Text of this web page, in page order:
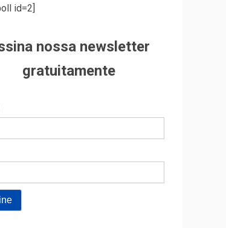
id=2]
nossa newsletter
gratuitamente